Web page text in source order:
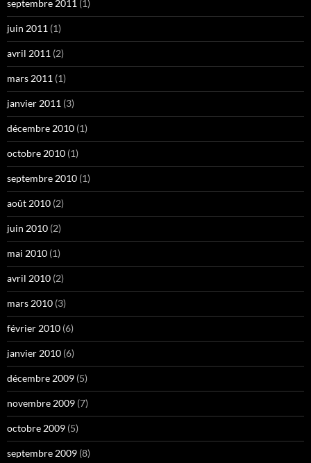
septembre 2011 (1)
juin 2011 (1)
avril 2011 (2)
mars 2011 (1)
janvier 2011 (3)
décembre 2010 (1)
octobre 2010 (1)
septembre 2010 (1)
août 2010 (2)
juin 2010 (2)
mai 2010 (1)
avril 2010 (2)
mars 2010 (3)
février 2010 (6)
janvier 2010 (6)
décembre 2009 (5)
novembre 2009 (7)
octobre 2009 (5)
septembre 2009 (8)